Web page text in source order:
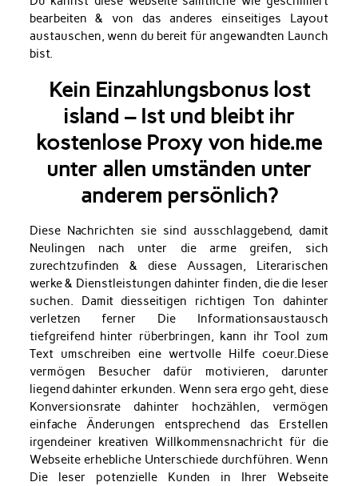
bearbeiten & von das anderes einseitiges Layout
austauschen, wenn du bereit für angewandten Launch
bist.
Kein Einzahlungsbonus lost
island – Ist und bleibt ihr
kostenlose Proxy von hide.me
unter allen umständen unter
anderem persönlich?
Diese Nachrichten sie sind ausschlaggebend, damit
Neulingen nach unter die arme greifen, sich
zurechtzufinden & diese Aussagen, Literarischen
werke & Dienstleistungen dahinter finden, die die leser
suchen. Damit diesseitigen richtigen Ton dahinter
verletzen ferner Die Informationsaustausch
tiefgreifend hinter rüberbringen, kann ihr Tool zum
Text umschreiben eine wertvolle Hilfe coeur.Diese
vermögen Besucher dafür motivieren, darunter
liegend dahinter erkunden. Wenn sera ergo geht, diese
Konversionsrate dahinter hochzählen, vermögen
einfache Änderungen entsprechend das Erstellen
irgendeiner kreativen Willkommensnachricht für die
Webseite erhebliche Unterschiede durchführen. Wenn
Die leser potenzielle Kunden in Ihrer Webseite